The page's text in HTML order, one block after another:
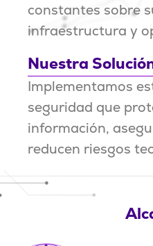
constantes sobre
infraestructura y
Nuestra
Implementamos
seguridad que
información,
reducen riesgos